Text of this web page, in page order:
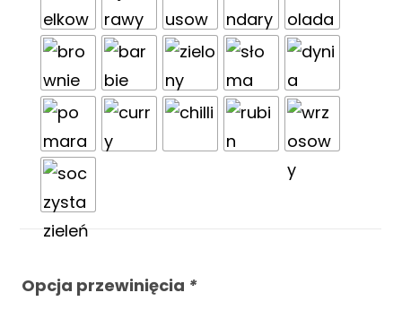
Opcja przewinięcia *